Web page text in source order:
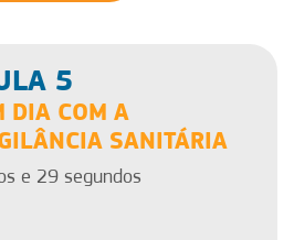
5
DIA COM A
SANITÁRIA
e 29 segundos